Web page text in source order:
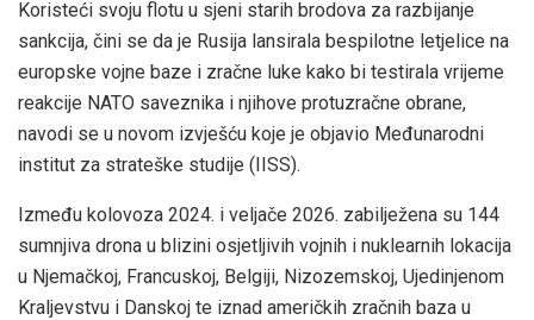
Koristeći svoju flotu u sjeni starih brodova za razbijanje
sankcija, čini se da je Rusija lansirala bespilotne letjelice na
europske vojne baze i zračne luke kako bi testirala vrijeme
reakcije NATO saveznika i njihove protuzračne obrane,
navodi se u novom izvješću koje je objavio Međunarodni
institut za strateške studije (IISS).
Između kolovoza 2024. i veljače 2026. zabilježena su 144
sumnjiva drona u blizini osjetljivih vojnih i nuklearnih lokacija
u Njemačkoj, Francuskoj, Belgiji, Nizozemskoj, Ujedinjenom
Kraljevstvu i Danskoj te iznad američkih zračnih baza u